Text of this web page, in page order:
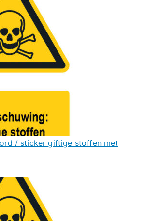
/ sticker giftige stoffen met